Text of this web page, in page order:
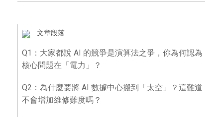
文章段落
Q1：大家都說 AI 的競爭是演算法之爭，你為何認為
核心問題在「電力」？
Q2：為什麼要將 AI 數據中心搬到「太空」？這難道
不會增加維修難度嗎？